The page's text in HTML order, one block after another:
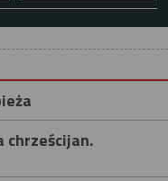
chrześcijan.